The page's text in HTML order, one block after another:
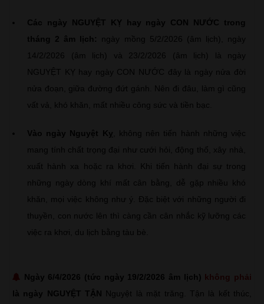
Các ngày NGUYỆT KỴ hay ngày CON NƯỚC trong
tháng 2 âm lịch:
ngày mồng 5/2/2026 (âm lịch), ngày
14/2/2026 (âm lịch) và 23/2/2026 (âm lịch) là ngày
NGUYỆT KỴ hay ngày CON NƯỚC đây là ngày nửa đời
nửa đoạn, giữa đường đứt gánh. Nên đi đâu, làm gì cũng
vất vả, khó khăn, mất nhiều công sức và tiền bạc.
Vào ngày Nguyệt Kỵ , không nên tiến hành những việc
mang tính chất trọng đại như cưới hỏi, động thổ, xây nhà,
xuất hành xa hoặc ra khơi. Khi tiến hành đại sự trong
những ngày dòng khí mất cân bằng, dễ gặp nhiều khó
khăn, mọi việc không như ý. Đặc biệt với những người đi
thuyền, con nước lên thì càng cần cân nhắc kỹ lưỡng các
việc ra khơi, du lịch bằng tàu bè.
Ngày 6/4/2026 (tức ngày 19/2/2026 âm lịch) không phải
là ngày NGUYỆT TẬN Nguyệt là mặt trăng. Tận là kết thúc,